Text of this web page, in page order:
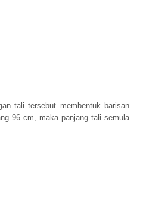
tali tersebut membentuk barisan
96 cm, maka panjang tali semula